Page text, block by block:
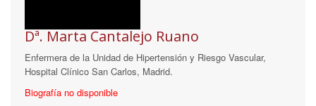
Dª. Marta Cantalejo Ruano
Enfermera de la Unidad de Hipertensión y Riesgo Vascular,
Hospital Clínico San Carlos, Madrid.
Biografía no disponible